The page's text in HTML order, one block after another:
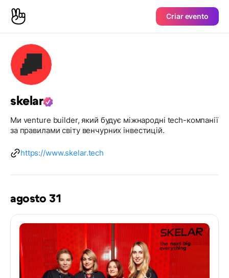
Criar evento
skelar
Ми venture builder, який будує міжнародні tech-компанії
за правилами світу венчурних інвестицій.
https://www.skelar.tech
agosto 31